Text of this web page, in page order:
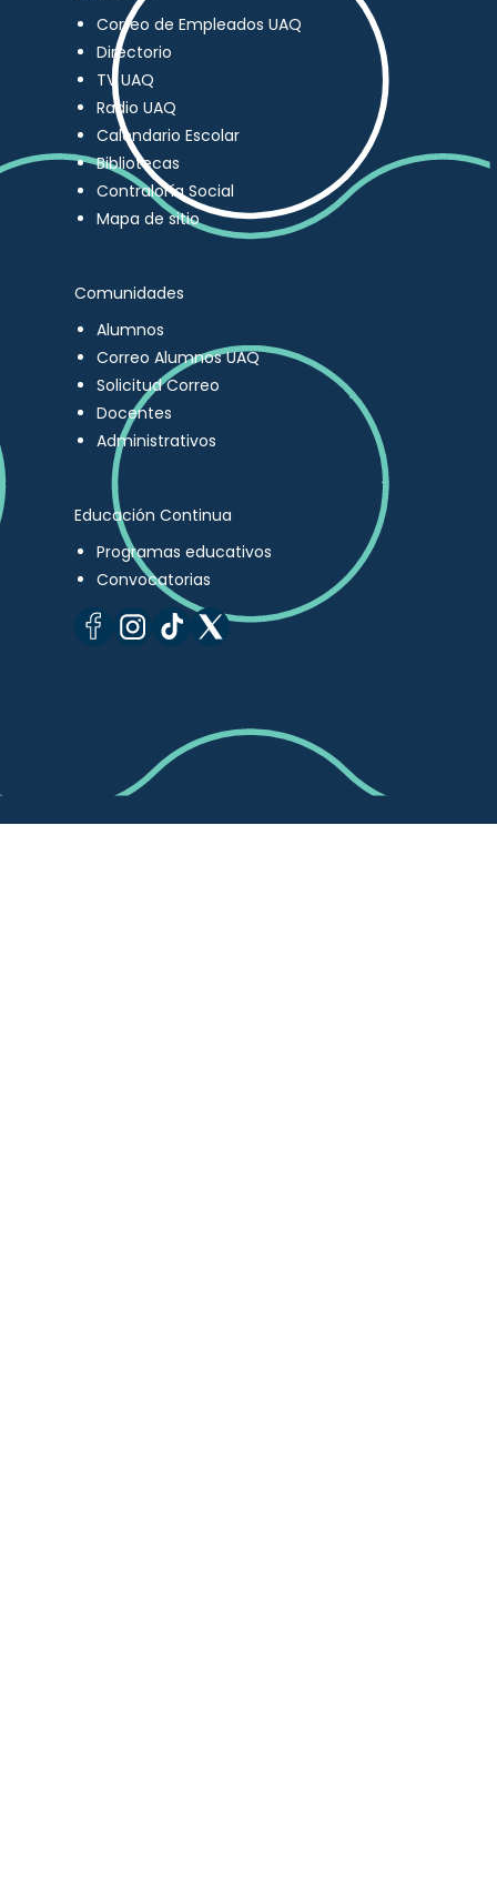
Correo de Empleados UAQ
Directorio
TV UAQ
Radio UAQ
Calendario Escolar
Bibliotecas
Contraloría Social
Mapa de sitio
Comunidades
Alumnos
Correo Alumnos UAQ
Solicitud Correo
Docentes
Administrativos
Educación Continua
Programas educativos
Convocatorias